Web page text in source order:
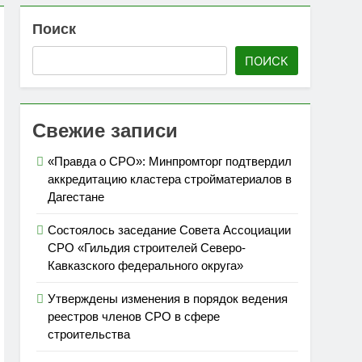
строительных объектов
Поиск
ПОИСК
Свежие записи
«Правда о СРО»: Минпромторг подтвердил
аккредитацию кластера стройматериалов в
Дагестане
Состоялось заседание Совета Ассоциации
СРО «Гильдия строителей Северо-
Кавказского федерального округа»
Утверждены изменения в порядок ведения
реестров членов СРО в сфере
строительства